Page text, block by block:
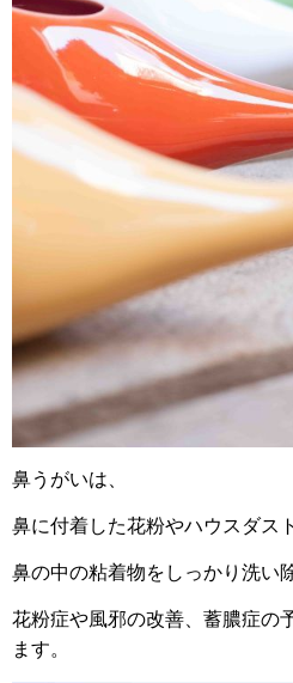
鼻うがいは、
鼻に付着した花粉やハウスダスト
鼻の中の粘着物をしっかり洗い
花粉症や風邪の改善、蓄膿症の
ます。